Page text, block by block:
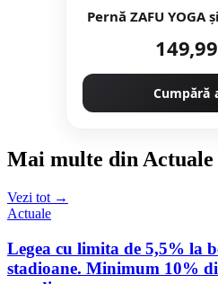
Pernă ZAFU
Cumpără
Mai multe din Actuale
Vezi tot →
Actuale
Legea cu limita de 5,5% la
stadioane. Minimum 10%